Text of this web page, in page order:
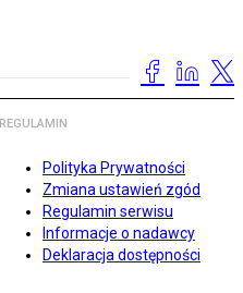
REGULAMIN
Polityka Prywatności
Zmiana ustawień zgód
Regulamin serwisu
Informacje o nadawcy
Deklaracja dostępności